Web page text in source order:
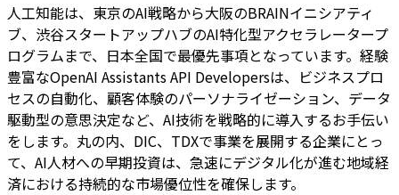
人工知能は、東京のAI戦略から大阪のBRAINイニシアティ
ブ、渋谷スタートアップハブのAI特化型アクセラレータープ
ログラムまで、日本全国で最優先事項となっています。経験
豊富なOpenAI Assistants API Developersは、ビジネスプロ
セスの自動化、顧客体験のパーソナライゼーション、データ
駆動型の意思決定など、AI技術を戦略的に導入するお手伝い
をします。丸の内、DIC、TDXで事業を展開する企業にとっ
て、AI人材への早期投資は、急速にデジタル化が進む地域経
済における持続的な市場優位性を確保します。